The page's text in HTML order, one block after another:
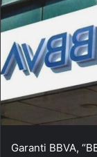
Garanti BBVA,